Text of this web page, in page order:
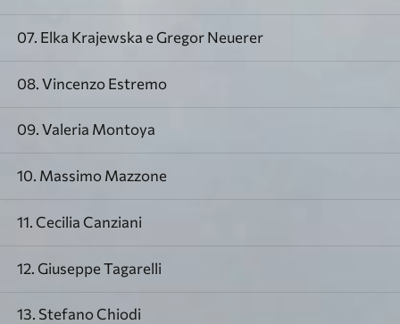
07. Elka Krajewska e Gregor Neuerer
08. Vincenzo Estremo
09. Valeria Montoya
10. Massimo Mazzone
11. Cecilia Canziani
12. Giuseppe Tagarelli
13. Stefano Chiodi